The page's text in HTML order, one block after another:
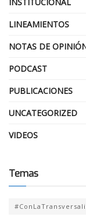
LINEAMIENTOS
NOTAS DE
PODCAST
PUBLICACIONES
UNCATEGORIZED
VIDEOS
Temas